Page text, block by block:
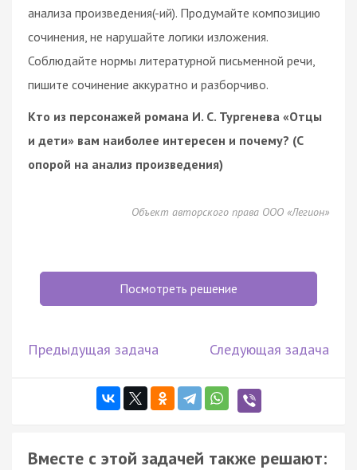
анализа произведения(-ий). Продумайте композицию
сочинения, не нарушайте логики изложения.
Соблюдайте нормы литературной письменной речи,
пишите сочинение аккуратно и разборчиво.
Кто из персонажей романа И. С. Тургенева «Отцы
и дети» вам наиболее интересен и почему? (С
опорой на анализ произведения)
Объект авторского права ООО «Легион»
Посмотреть решение
Предыдущая задача Следующая задача
Вместе с этой задачей также решают: